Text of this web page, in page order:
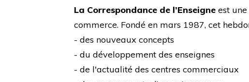
La Correspondance de l’Enseigne est
commerce. Fondé en mars 1987, cet
- des nouveaux concepts
- du développement des enseignes
- de l'actualité des centres commerciaux